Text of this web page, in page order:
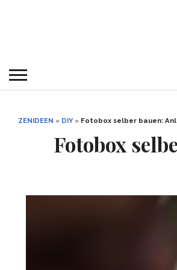
ZENIDEEN » DIY» Fotobox selber bauen:
Fotobox